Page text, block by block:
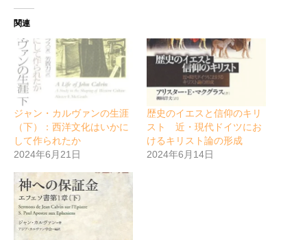
関連
ジャン・カルヴァンの生涯
（下）：西洋文化はいかに
して作られたか
2024年6月21日
歴史のイエスと信仰のキリ
スト 近・現代ドイツにお
けるキリスト論の形成
2024年6月14日